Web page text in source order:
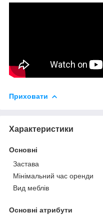
Приховати
Характеристики
Основні
Застава
Мінімальний час оренди
Вид меблів
Основні атрибути